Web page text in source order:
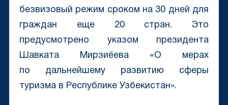
безвизовый режим сроком на 30 дней для
граждан еще 20 стран. Это
предусмотрено указом президента
Шавката Мирзиёева «О мерах
по дальнейшему развитию сферы
туризма в Республике Узбекистан».